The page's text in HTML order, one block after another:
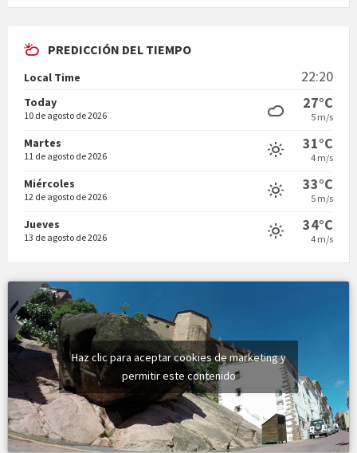
En Bum
Vermuts a la Font. Hit parit
PREDICCIÓN DEL TIEMPO
Local Time 22:20
Today
10 de agosto de 2026
27°C
5 m/s
Martes
11 de agosto de 2026
31°C
4 m/s
Miércoles
12 de agosto de 2026
33°C
5 m/s
Jueves
13 de agosto de 2026
34°C
4 m/s
Haz clic para aceptar cookies de marketing y
permitir este contenido